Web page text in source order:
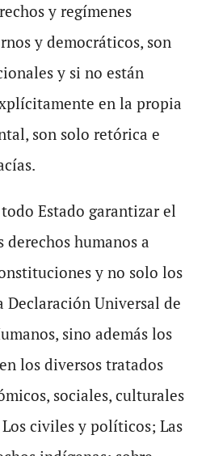
y regímenes
y democráticos, son
y si no están
en la propia
son solo retórica e
Estado garantizar el
humanos a
y no solo los
Declaración Universal de
sino además los
los diversos tratados
sociales, culturales
civiles y políticos; Las